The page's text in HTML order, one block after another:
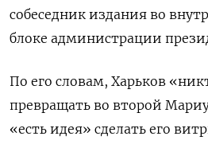
собеседник издания во
блоке администрации
По его словам, Харьков
превращать во второй
«есть идея» сделать его